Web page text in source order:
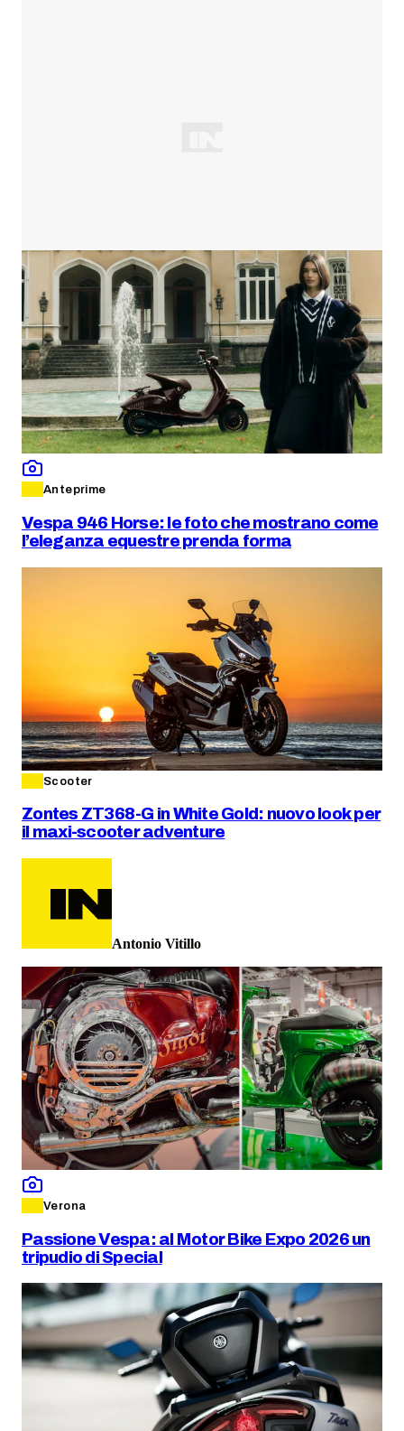
Anteprime
Vespa 946 Horse: le foto che mostrano come
l’eleganza equestre prenda forma
Scooter
Zontes ZT368-G in White Gold: nuovo look per
il maxi-scooter adventure
Antonio Vitillo
Verona
Passione Vespa: al Motor Bike Expo 2026 un
tripudio di Special